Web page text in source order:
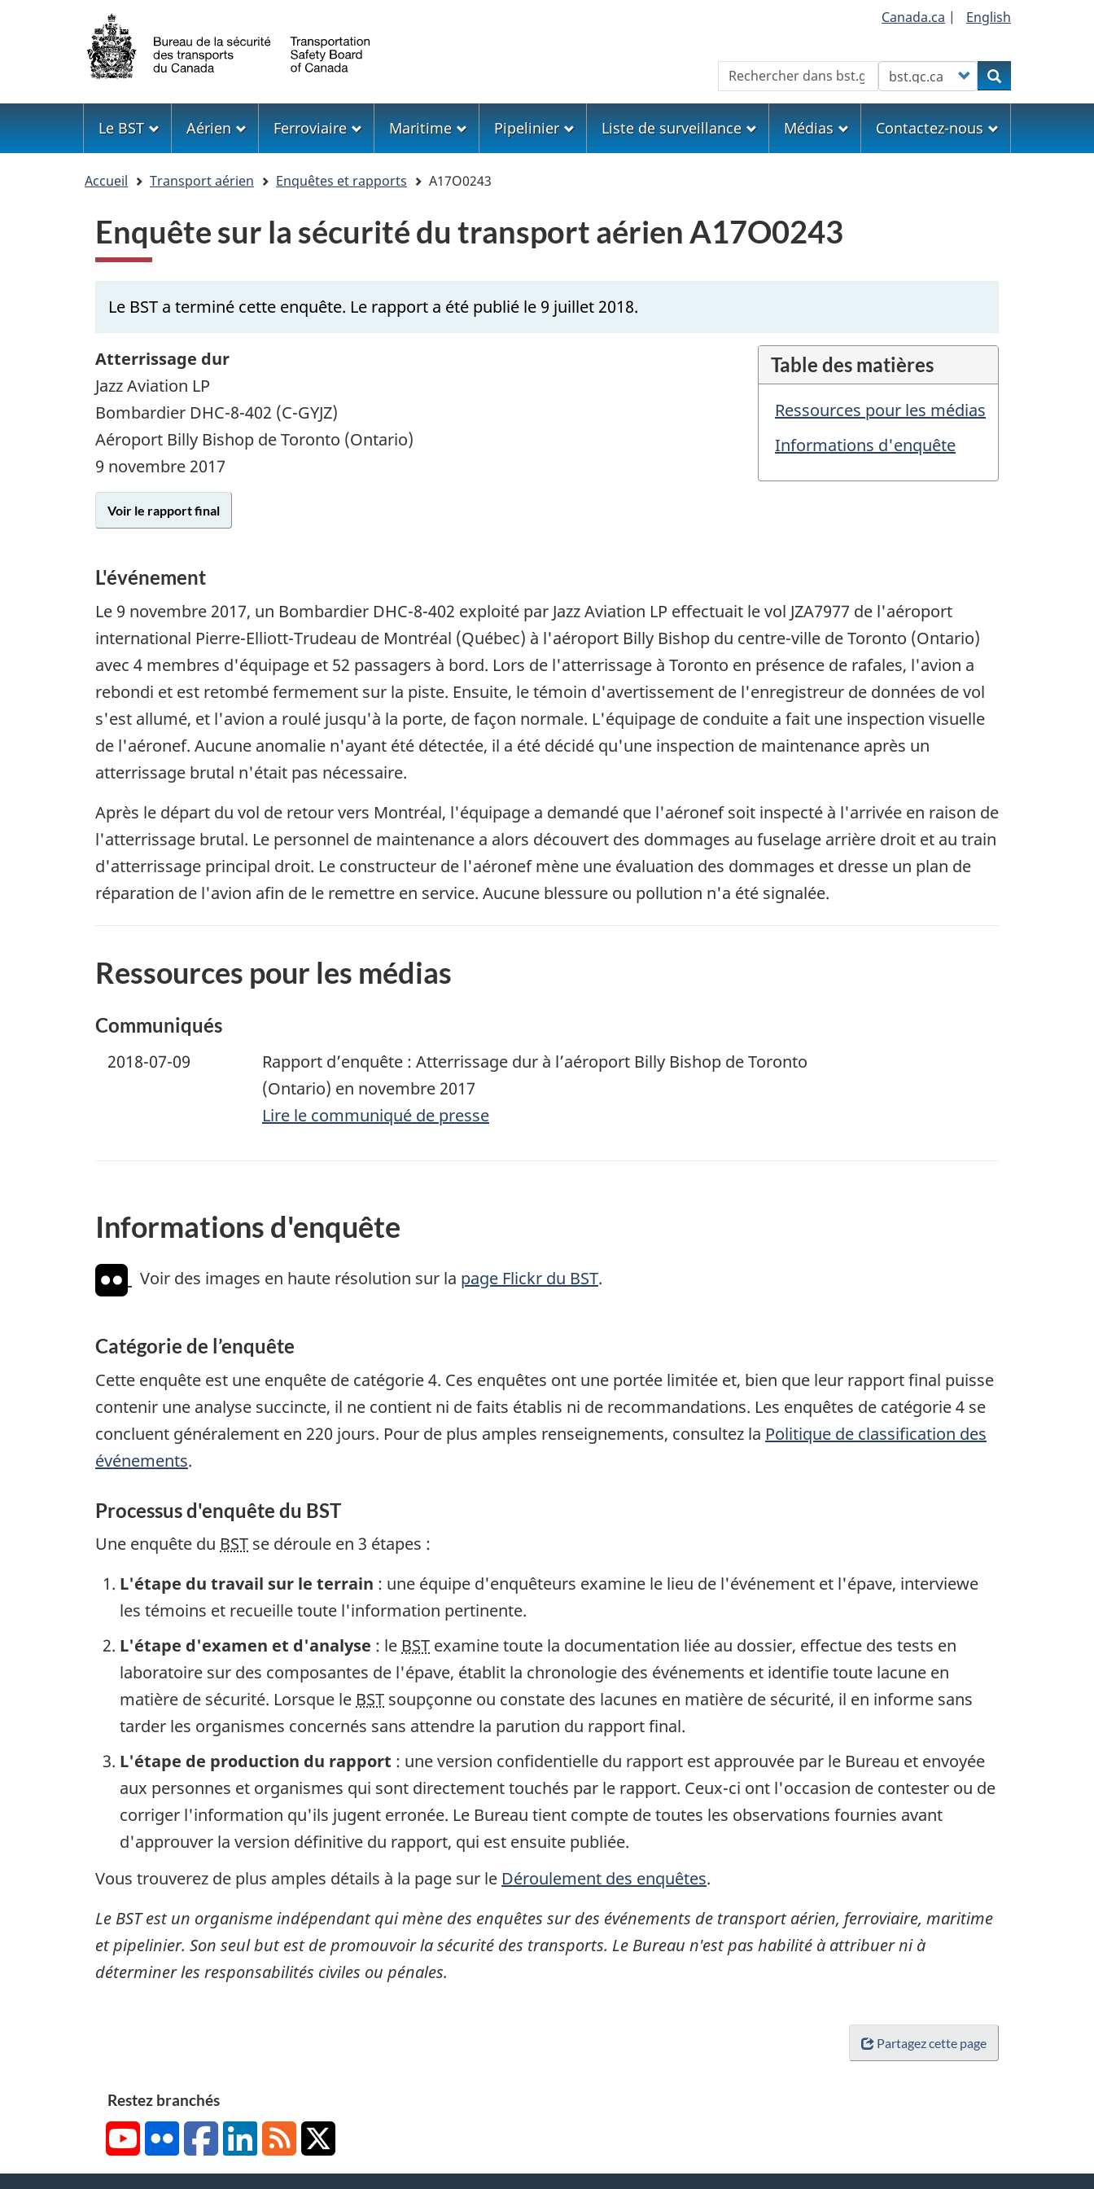
Sélection
de
la
langue
Canada.ca | English
Rechercher Customize your searchRechercher
Menu
Le BST Aérien Ferroviaire Maritime Pipelinier Liste de surveillance Médias Contactez-nous
Accueil Transport aérien Enquêtes et rapports A17O0243
Enquête sur la sécurité du transport aérien A17O0243
Le BST a terminé cette enquête. Le rapport a été publié le 9 juillet 2018.
Table des matières
Ressources pour les médias
Informations d'enquête
Atterrissage dur
Jazz Aviation LP
Bombardier DHC-8-402 (C-GYJZ)
Aéroport Billy Bishop de Toronto (Ontario)
9 novembre 2017
Voir le rapport final
L'événement
Le 9 novembre 2017, un Bombardier DHC-8-402 exploité par Jazz Aviation LP effectuait le vol JZA7977 de l'aéroport
international Pierre-Elliott-Trudeau de Montréal (Québec) à l'aéroport Billy Bishop du centre-ville de Toronto (Ontario)
avec 4 membres d'équipage et 52 passagers à bord. Lors de l'atterrissage à Toronto en présence de rafales, l'avion a
rebondi et est retombé fermement sur la piste. Ensuite, le témoin d'avertissement de l'enregistreur de données de vol
s'est allumé, et l'avion a roulé jusqu'à la porte, de façon normale. L'équipage de conduite a fait une inspection visuelle
de l'aéronef. Aucune anomalie n'ayant été détectée, il a été décidé qu'une inspection de maintenance après un
atterrissage brutal n'était pas nécessaire.
Après le départ du vol de retour vers Montréal, l'équipage a demandé que l'aéronef soit inspecté à l'arrivée en raison de
l'atterrissage brutal. Le personnel de maintenance a alors découvert des dommages au fuselage arrière droit et au train
d'atterrissage principal droit. Le constructeur de l'aéronef mène une évaluation des dommages et dresse un plan de
réparation de l'avion afin de le remettre en service. Aucune blessure ou pollution n'a été signalée.
Ressources pour les médias
Communiqués
2018-07-09
Rapport d’enquête : Atterrissage dur à l’aéroport Billy Bishop de Toronto
(Ontario) en novembre 2017
Lire le communiqué de presse
Informations d'enquête
Voir des images en haute résolution sur la page Flickr du BST.
Catégorie de l’enquête
Cette enquête est une enquête de catégorie 4. Ces enquêtes ont une portée limitée et, bien que leur rapport final puisse
contenir une analyse succincte, il ne contient ni de faits établis ni de recommandations. Les enquêtes de catégorie 4 se
concluent généralement en 220 jours. Pour de plus amples renseignements, consultez la Politique de classification des
événements.
Processus d'enquête du BST
Une enquête du BST se déroule en 3 étapes :
L'étape du travail sur le terrain : une équipe d'enquêteurs examine le lieu de l'événement et l'épave, interviewe
les témoins et recueille toute l'information pertinente.
L'étape d'examen et d'analyse : le BST examine toute la documentation liée au dossier, effectue des tests en
laboratoire sur des composantes de l'épave, établit la chronologie des événements et identifie toute lacune en
matière de sécurité. Lorsque le BST soupçonne ou constate des lacunes en matière de sécurité, il en informe sans
tarder les organismes concernés sans attendre la parution du rapport final.
L'étape de production du rapport : une version confidentielle du rapport est approuvée par le Bureau et envoyée
aux personnes et organismes qui sont directement touchés par le rapport. Ceux-ci ont l'occasion de contester ou de
corriger l'information qu'ils jugent erronée. Le Bureau tient compte de toutes les observations fournies avant
d'approuver la version définitive du rapport, qui est ensuite publiée.
Vous trouverez de plus amples détails à la page sur le Déroulement des enquêtes.
Le BST est un organisme indépendant qui mène des enquêtes sur des événements de transport aérien, ferroviaire, maritime
et pipelinier. Son seul but est de promouvoir la sécurité des transports. Le Bureau n'est pas habilité à attribuer ni à
déterminer les responsabilités civiles ou pénales.
Partagez cette page
Restez branchés
YouTubeFlickr FacebookLinkedInRSS